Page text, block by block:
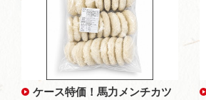
ケース特価！馬力メンチカツ